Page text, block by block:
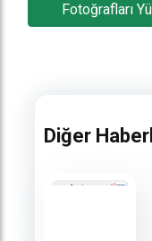
Fotoğrafları
Diğer